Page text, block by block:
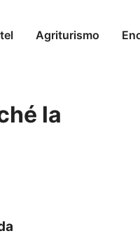
Agriturismo
la